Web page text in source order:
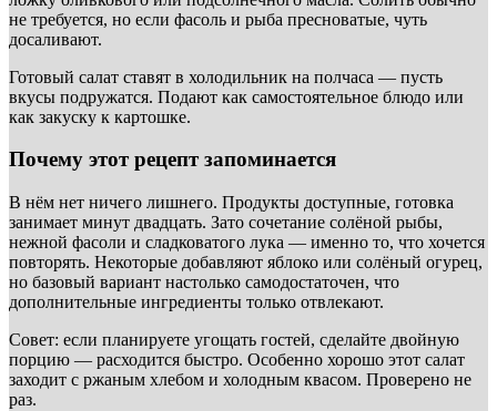
не требуется, но если фасоль и рыба пресноватые, чуть
досаливают.
Готовый салат ставят в холодильник на полчаса — пусть
вкусы подружатся. Подают как самостоятельное блюдо или
как закуску к картошке.
Почему этот рецепт запоминается
В нём нет ничего лишнего. Продукты доступные, готовка
занимает минут двадцать. Зато сочетание солёной рыбы,
нежной фасоли и сладковатого лука — именно то, что хочется
повторять. Некоторые добавляют яблоко или солёный огурец,
но базовый вариант настолько самодостаточен, что
дополнительные ингредиенты только отвлекают.
Совет: если планируете угощать гостей, сделайте двойную
порцию — расходится быстро. Особенно хорошо этот салат
заходит с ржаным хлебом и холодным квасом. Проверено не
раз.